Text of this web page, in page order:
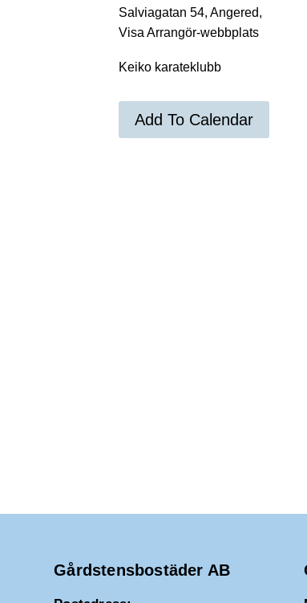
Salviagatan 54, Angered,
Keiko karateklubb
Visa Arrangör-webbplats
Add To Calendar
Gårdstensbostäder AB